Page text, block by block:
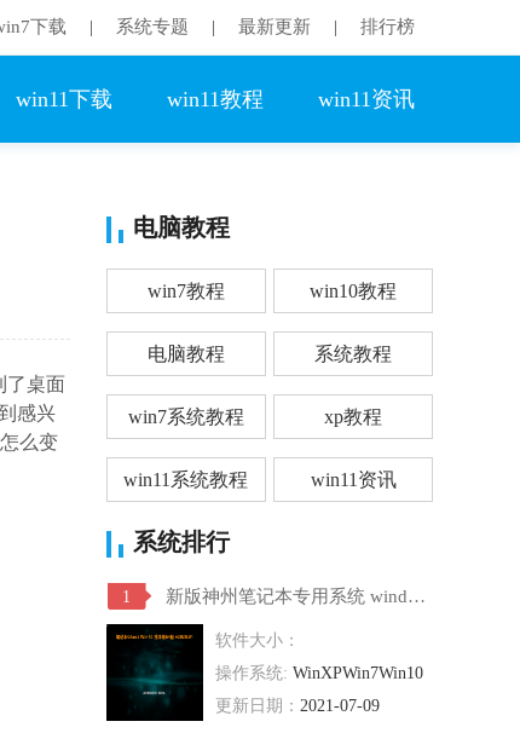
下载 系统专题 最新更新 排行榜
win11下载 win11教程 win11资讯
了桌面
感兴
么变
电脑教程
win7教程 win10教程
电脑教程 系统教程
win7系统教程 xp教程
win11系统教程 win11资讯
系统排行
1 新版神州笔记本专用系统 windows10 64位 SP1 家庭旗舰版 V2021.07
软件大小：
操作系统: WinXPWin7Win10
更新日期： 2021-07-09